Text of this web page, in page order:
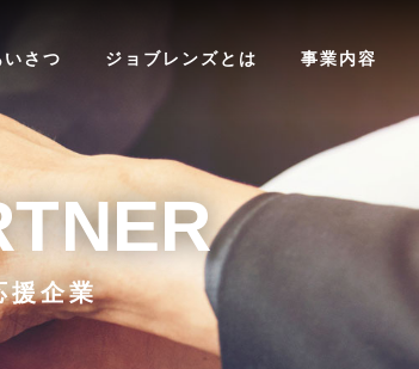
いさつ ジョブレンズとは 事業内容
援企業